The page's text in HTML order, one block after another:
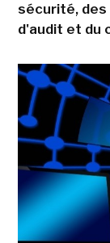
sécurité,
d'audit et du